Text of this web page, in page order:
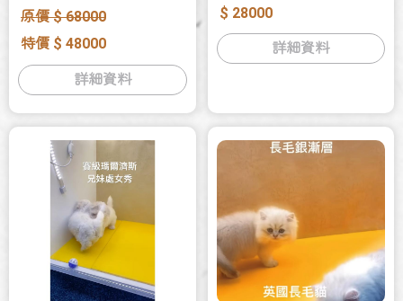
原價 $ 68000
特價 $ 48000
詳細資料
$ 28000
詳細資料